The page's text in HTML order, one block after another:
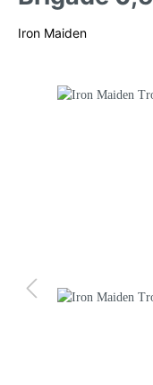
Iron Maiden